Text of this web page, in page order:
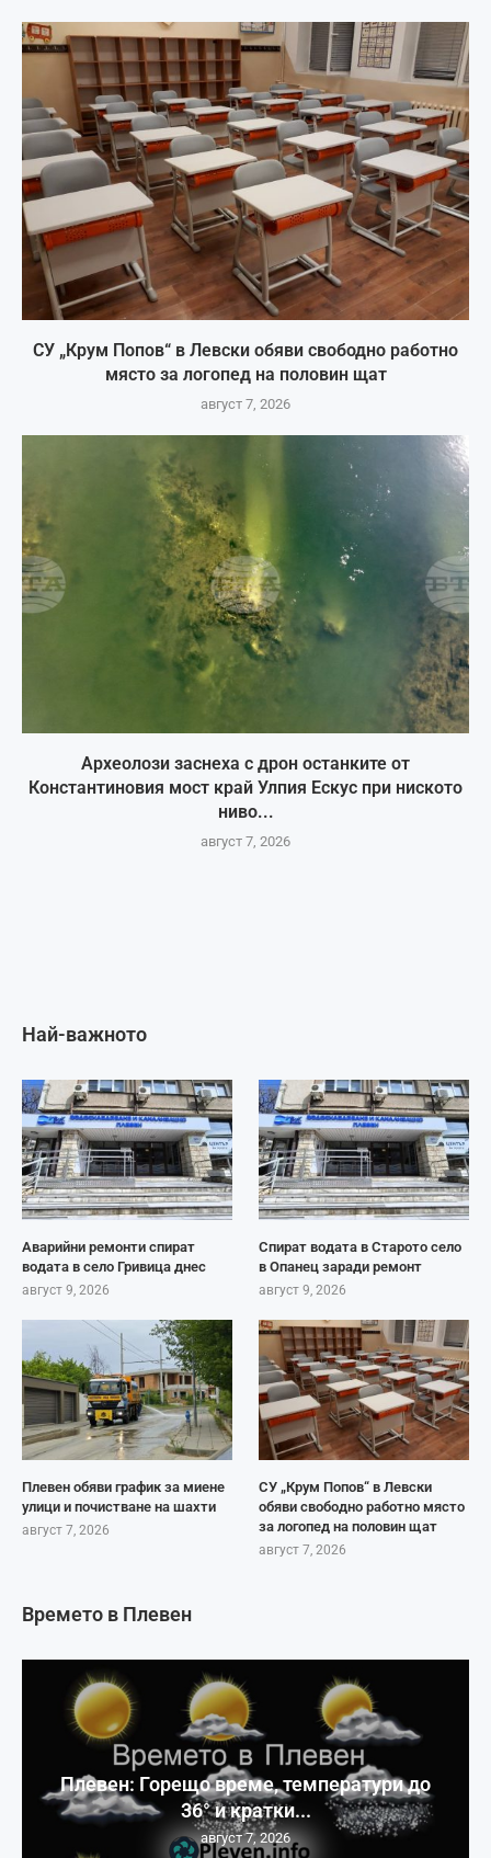
СУ „Крум Попов“ в Левски обяви свободно работно
място за логопед на половин щат
август 7, 2026
Археолози заснеха с дрон останките от
Константиновия мост край Улпия Ескус при ниското
ниво...
август 7, 2026
Най-важното
Аварийни ремонти спират
водата в село Гривица днес
август 9, 2026
Спират водата в Старото село
в Опанец заради ремонт
август 9, 2026
Плевен обяви график за миене
улици и почистване на шахти
август 7, 2026
СУ „Крум Попов“ в Левски
обяви свободно работно място
за логопед на половин щат
август 7, 2026
Времето в Плевен
Плевен: Горещо време, температури до
36° и кратки...
август 7, 2026